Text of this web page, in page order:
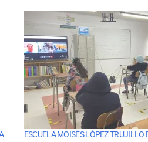
ESCUELA MOISÉS LÓPEZ TRUJILLO